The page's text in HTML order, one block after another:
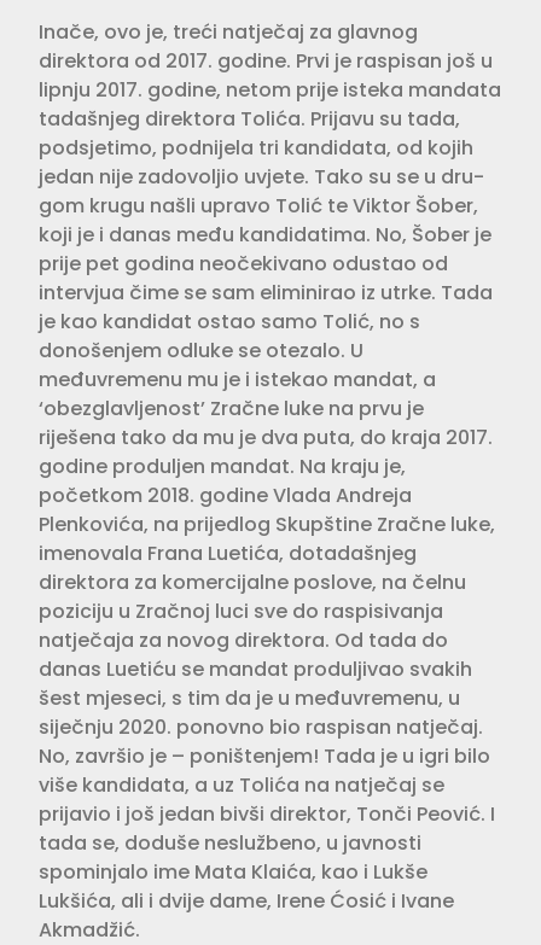
Inače, ovo je, treći natječaj za glavnog
direktora od 2017. godine. Prvi je raspisan još u
lip­nju 2017. godine, netom prije isteka mandata
tadašnjeg direktora Tolića. Prijavu su tada,
podsjetimo, podni­jela tri kandidata, od kojih
jedan nije zadovoljio uvjete. Tako su se u dru­
gom krugu našli upravo Tolić te Vik­tor Šober,
koji je i danas među kandi­datima. No, Šober je
prije pet godina neočekivano odustao od
intervjua čime se sam eliminirao iz utrke. Tada
je kao kandidat ostao samo Tolić, no s
donošenjem odluke se otezalo. U
međuvremenu mu je i istekao man­dat, a
‘obezglavljenost’ Zračne luke na prvu je
riješena tako da mu je dva puta, do kraja 2017.
godine produljen man­dat. Na kraju je,
početkom 2018. godine Vlada Andreja
Plenkovića, na prijed­log Skupštine Zračne luke,
imenovala Frana Luetića, dotadašnjeg
direktora za komercijalne poslove, na čelnu
pozi­ciju u Zračnoj luci sve do raspisivanja
natječaja za novog direktora. Od tada do
danas Luetiću se mandat produljivao svakih
šest mjeseci, s tim da je u među­vremenu, u
siječnju 2020. ponovno bio raspisan natječaj.
No, završio je – poni­štenjem! Tada je u igri bilo
više kandi­data, a uz Tolića na natječaj se
prijavio i još jedan bivši direktor, Tonči Peović. I
tada se, doduše neslužbeno, u javno­sti
spominjalo ime Mata Klaića, kao i Lukše
Lukšića, ali i dvije dame, Irene Ćosić i Ivane
Akmadžić.